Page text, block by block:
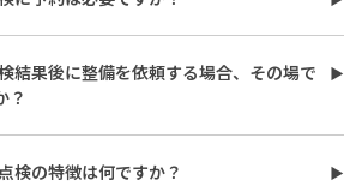
タッフまでお気軽にご相談ください。
を避けるため事前予約を推奨しており、チ
目がある場合は予約時にお伝えいただくと
す。ご予約の方法など詳しくは店舗スタッフ
さい。
結果後に整備を依頼する場合、その場で
？
点検後の整備もその場で対応が可能です。
作業内容により対応が難しい場合もござい
検の特徴は何ですか？